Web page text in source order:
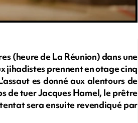
(heure de La Réunion) dans une
jihadistes prennent en otage cinq
es donné aux alentours de
de tuer Jacques Hamel, le prêtre
sera ensuite revendiqué par